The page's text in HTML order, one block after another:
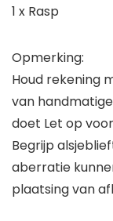
1 x Rasp
Opmerking:
Houd rekening
van
doet Let op
Begrijp
aberratie
plaatsing van